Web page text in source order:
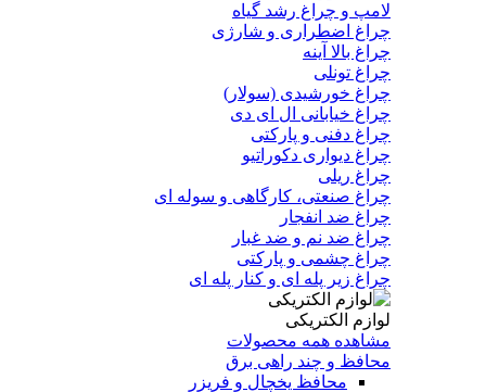
لامپ و چراغ رشد گیاه
چراغ اضطراری و شارژی
چراغ بالا آینه
چراغ تونلی
چراغ خورشیدی (سولار)
چراغ خیابانی ال ای دی
چراغ دفنی و پارکتی
چراغ دیواری دکوراتیو
چراغ ریلی
چراغ صنعتی، کارگاهی و سوله ای
چراغ ضد انفجار
چراغ ضد نم و ضد غبار
چراغ چشمی و پارکتی
چراغ‌ زیر‌ پله‌ ای و کنار‌ پله‌ ای
لوازم الکتریکی
مشاهده همه محصولات
محافظ و چند راهی برق
محافظ یخچال و فریزر